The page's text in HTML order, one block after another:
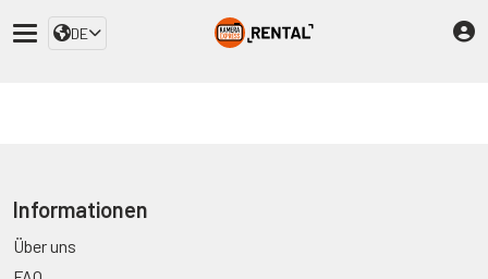
DE
Informationen
Über uns